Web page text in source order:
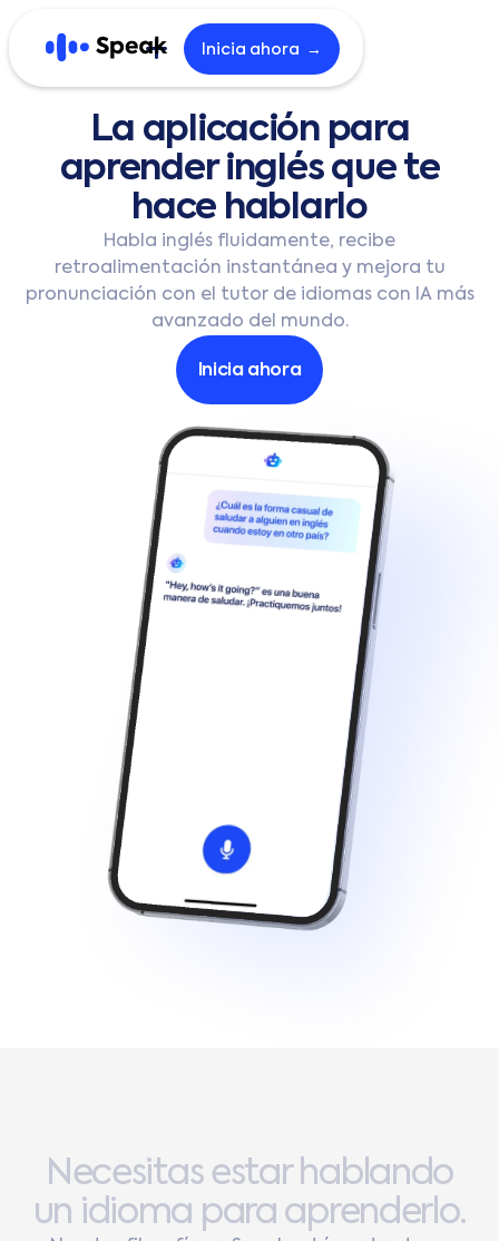
Inicio Blog
B2B
한국어
Español
Português
Deutsch
Inicia ahora →
La aplicaciónpara
aprenderinglésque te
hace hablarlo
Habla inglés fluidamente, recibe
retroalimentación instantánea y mejora tu
pronunciación con el tutor de idiomas con IA más
avanzado del mundo.
Inicia ahora
Necesitas estar hablando
un idioma para aprenderlo.